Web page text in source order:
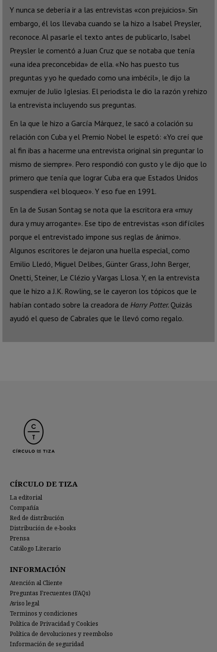
Y nunca se debería ir a las entrevistas «con prejuicios». Sin
embargo, él los llevaba cuando se la hizo a Isabel Preysler,
reconoce. Al pasarle el texto antes de publicarlo, Isabel
Preysler le comentó a Juan Cruz que se notaba que tenía
«una idea preconcebida» de ella. «No has puesto tus
preguntas y yo he quedado como una imbécil», le dijo la
exmujer de Julio Iglesias. El periodista le dio la razón y rehizo
la entrevista incluyendo sus preguntas.
En la que le hizo a García Márquez, le sacó a colación su
relación con Cuba y el Premio Nobel le espetó: «Yo creí que
al fin ibas a hacerme una entrevista original sin preguntar lo
mismo de siempre». Pero respondió con gusto y le dijo que lo
primero que tenía que lograr Cuba era que Estados Unidos
suspendiera «el bloqueo». Y eso fue en 1991.
En la de Susan Sontag se nota que la escritora era «muy
dura y muy arrogante». Ese tipo de entrevistas «son difíciles
porque el entrevistado impone sus reglas de ánimo».
Algunos escritores le dejaron una huella especial, como
Emilio Lledó, Miguel Delibes, Günter Grass, John Berger,
Onetti, Steiner, Le Clézio y Vargas Llosa. Y, en la entrevista
que le hizo a J.K. Rowling, se le cayeron los tópicos que le
habían contado sobre la creadora de Harry Potter. Quizás
ayudó el queso de Cabrales que le llevó como regalo.
CÍRCULO DE TIZA
La editorial
Compañía
Red de distribución
Distribución de e-books
Prensa
Catálogo Literario
INFORMACIÓN
Atención al Cliente
Preguntas Frecuentes (FAQs)
Aviso legal
Terminos y condiciones
Política de Privacidad y Cookies
Política de devoluciones y reembolso
Información de seguridad